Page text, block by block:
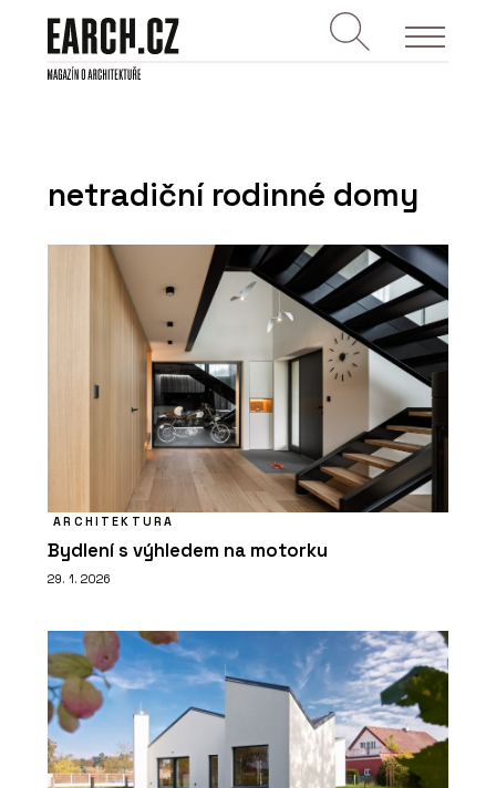
netradiční rodinné domy
ARCHITEKTURA
Bydlení s výhledem na motorku
29. 1. 2026